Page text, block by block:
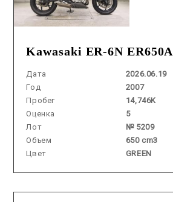
Kawasaki ER-6N ER650A
Дата
2026.06.19
Год
2007
Пробег
14,746K
Оценка
5
Лот
№ 5209
Объем
650 cm3
Цвет
GREEN